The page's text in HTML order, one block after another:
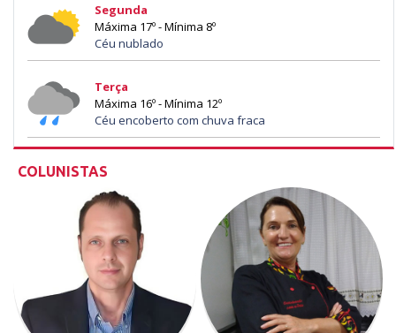
Segunda
Máxima 17º - Mínima 8º
Céu nublado
Terça
Máxima 16º - Mínima 12º
Céu encoberto com chuva fraca
COLUNISTAS